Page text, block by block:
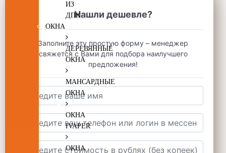
ИЗ
ДПК
ОКНА
ДЕРЕВЯННЫЕ
ОКНА
МАНСАРДНЫЕ
ОКНА
ОКНА
IVAPER
ОКНА
Нашли дешевле?
Заполните эту простую форму – менеджер
свяжется с Вами для подбора наилучшего
предложения!